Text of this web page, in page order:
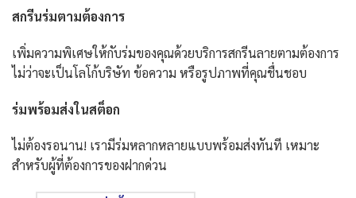
สกรีนร่มตามต้องการ
เพิ่มความพิเศษให้กับร่มของคุณด้วยบริการสกรีนลายตามต้องการ
ไม่ว่าจะเป็นโลโก้บริษัท ข้อความ หรือรูปภาพที่คุณชื่นชอบ
ร่มพร้อมส่งในสต็อก
ไม่ต้องรอนาน! เรามีร่มหลากหลายแบบพร้อมส่งทันที เหมาะ
สำหรับผู้ที่ต้องการของฝากด่วน